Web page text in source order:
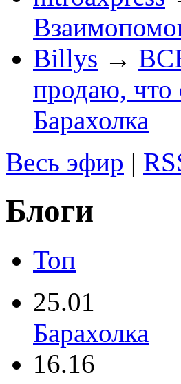
Billys →
продаю, что
Барахолка
Весь эфир |
Блоги
Топ
25.01
Барахолка
16.16